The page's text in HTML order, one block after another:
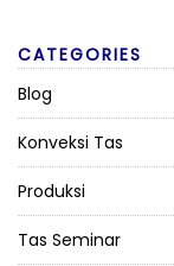
CATEGORIES
Blog
Konveksi Tas
Produksi
Tas Seminar